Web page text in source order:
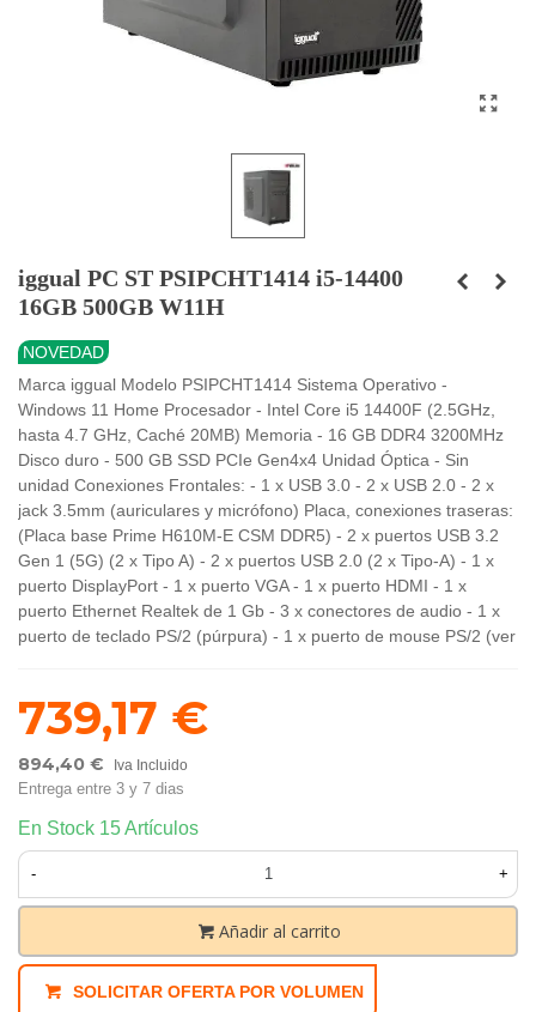
iggual PC ST PSIPCHT1414 i5-14400
16GB 500GB W11H
NOVEDAD
Marca iggual Modelo PSIPCHT1414 Sistema Operativo -
Windows 11 Home Procesador - Intel Core i5 14400F (2.5GHz,
hasta 4.7 GHz, Caché 20MB) Memoria - 16 GB DDR4 3200MHz
Disco duro - 500 GB SSD PCIe Gen4x4 Unidad Óptica - Sin
unidad Conexiones Frontales: - 1 x USB 3.0 - 2 x USB 2.0 - 2 x
jack 3.5mm (auriculares y micrófono) Placa, conexiones traseras:
(Placa base Prime H610M-E CSM DDR5) - 2 x puertos USB 3.2
Gen 1 (5G) (2 x Tipo A) - 2 x puertos USB 2.0 (2 x Tipo-A) - 1 x
puerto DisplayPort - 1 x puerto VGA - 1 x puerto HDMI - 1 x
puerto Ethernet Realtek de 1 Gb - 3 x conectores de audio - 1 x
puerto de teclado PS/2 (púrpura) - 1 x puerto de mouse PS/2 (ver
739,17 €
894,40 € Iva Incluido
Entrega entre 3 y 7 dias
En Stock 15 Artículos
- +
Añadir al carrito
SOLICITAR OFERTA POR VOLUMEN